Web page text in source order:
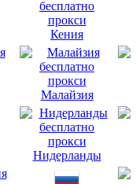
Кения
Малайзия
Нидерланды